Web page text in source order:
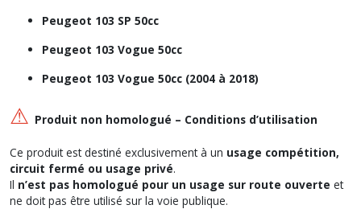
Peugeot 103 SP 50cc
Peugeot 103 Vogue 50cc
Peugeot 103 Vogue 50cc (2004 à 2018)
⚠ Produit non homologué – Conditions d’utilisation
Ce produit est destiné exclusivement à un usage compétition,
circuit fermé ou usage privé.
Il n’est pas homologué pour un usage sur route ouverte et
ne doit pas être utilisé sur la voie publique.